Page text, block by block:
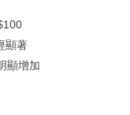
顯著
顯增加